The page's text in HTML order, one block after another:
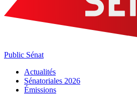
Public Sénat
Actualités
Sénatoriales 2026
Émissions